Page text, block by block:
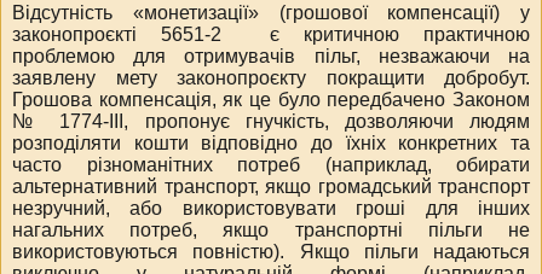
Відсутність «монетизації» (грошової компенсації) у
законопроєкті 5651-2
є критичною практичною
проблемою для отримувачів пільг, незважаючи на
заявлену мету законопроєкту покращити добробут.
Грошова компенсація, як це було передбачено Законом
№ 1774-III, пропонує гнучкість, дозволяючи людям
розподіляти кошти відповідно до їхніх конкретних та
часто різноманітних потреб (наприклад, обирати
альтернативний транспорт, якщо громадський транспорт
незручний, або використовувати гроші для інших
нагальних потреб, якщо транспортні пільги не
використовуються повністю). Якщо пільги надаються